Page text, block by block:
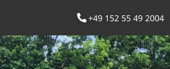
+49 152 55 49 2004